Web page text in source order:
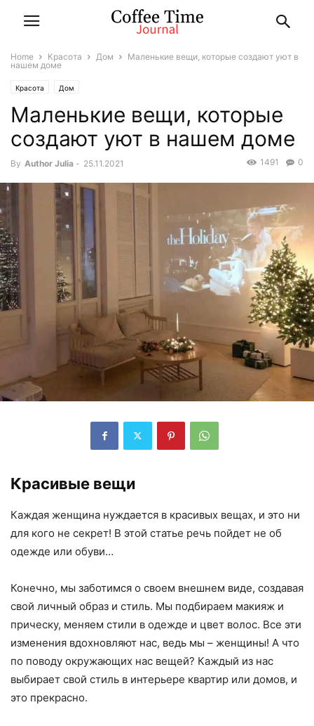
Home Красота Дом
Маленькие вещи, которые создают уют в
нашем доме
Красота Дом
Маленькие вещи, которые
создают уют в нашем доме
By Author Julia - 25.11.2021 0
1491
Красивые вещи
Каждая женщина нуждается в красивых вещах, и это ни
для кого не секрет! В этой статье речь пойдет не об
одежде или обуви…
Конечно, мы заботимся о своем внешнем виде, создавая
свой личный образ и стиль. Мы подбираем макияж и
прическу, меняем стили в одежде и цвет волос. Все эти
изменения вдохновляют нас, ведь мы – женщины! А что
по поводу окружающих нас вещей? Каждый из нас
выбирает свой стиль в интерьере квартир или домов, и
это прекрасно.